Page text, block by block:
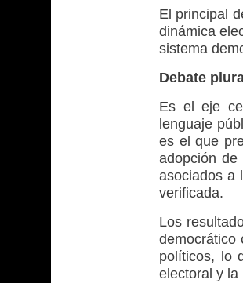
El principal
dinámica
sistema
Debate
Es el eje
lenguaje
es el que
adopción de
asociados a
verificada.
Los
democrático
políticos, lo
electoral y la